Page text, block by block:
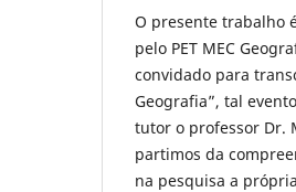
O presente trabalho
pelo PET MEC
convidado para
Geografia”, tal
tutor o professor Dr.
partimos da
na pesquisa a